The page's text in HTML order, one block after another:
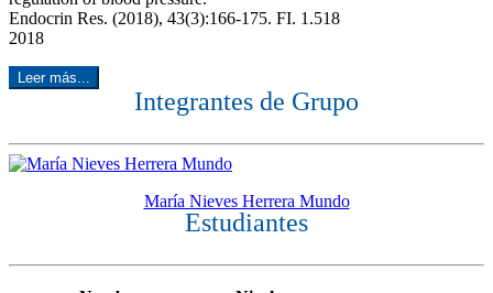
Endocrin Res. (2018), 43(3):166-175. FI. 1.518
2018
Leer más...
Integrantes de Grupo
María Nieves Herrera Mundo
Estudiantes